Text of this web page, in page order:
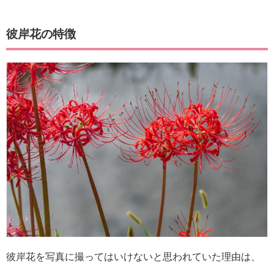
彼岸花の特徴
彼岸花を写真に撮ってはいけないと思われていた理由は、